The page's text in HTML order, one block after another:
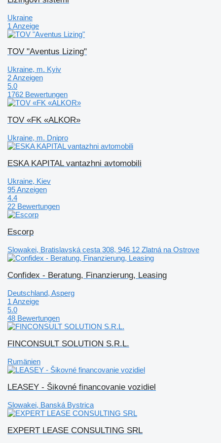
Ukraine
1 Anzeige
TOV "Aventus Lizing"
Ukraine, m. Kyiv
2 Anzeigen
5.0
1762 Bewertungen
TOV «FK «ALKOR»
Ukraine, m. Dnipro
ESKA KAPITAL vantazhni avtomobili
Ukraine, Kiev
95 Anzeigen
4.4
22 Bewertungen
Escorp
Slowakei, Bratislavská cesta 308, 946 12 Zlatná na Ostrove
Confidex - Beratung, Finanzierung, Leasing
Deutschland, Asperg
1 Anzeige
5.0
48 Bewertungen
FINCONSULT SOLUTION S.R.L.
Rumänien
LEASEY - Šikovné financovanie vozidiel
Slowakei, Banská Bystrica
EXPERT LEASE CONSULTING SRL